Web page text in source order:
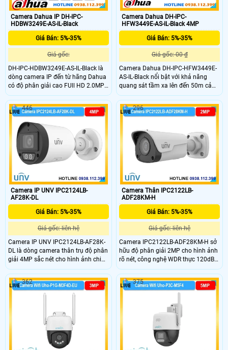
Camera Dahua IP DH-IPC-
HDBW3249E-AS-IL-Black
Giá Bán: 5%-35%
Giá gốc:
DH-IPC-HDBW3249E-AS-IL-Black là
dòng camera IP đến từ hãng Dahua
có độ phân giải cao FUll HD 2.0MP
mang đến khả năng ghi hình ảnh
sắc nét cùng với míc được tích hợp
sẳn trong cmaera giúp ghi âm
thanh rỏ ràng. Khả năng phát hiện
người chuẩn sát nhờ AI thông minh
tránh báo động giả giám sát hiệu
quả và bền bỉ
Camera Dahua DH-IPC-
HFW3449E-AS-IL-Black 4MP
Giá Bán: 5%-35%
Giá gốc: 00 ₫
Camera Dahua DH-IPC-HFW3449E-
AS-IL-Black nổi bật với khả năng
quang sát tầm xa lên đến 50m cả
ngày và đêm với độ phân giải lên
đến 4MP ghi hình săc nét liên tục.
Bên cạnh đó là khả năng chóng
ngoài trời mà không lo mưa nắng
bụi bẩn.
Camera IP UNV IPC2124LB-
AF28K-DL
Giá Bán: 5%-35%
Giá gốc: liên hệ
Camera IP UNV IPC2124LB-AF28K-
DL là dòng camera thân trụ độ phân
giải 4MP sắc nét cho hình ảnh chi
tiết cao phù hợp giám sát ngoài trời,
kho bãi và nhà xưởng.Thiết bị tích
hợp công nghệ ánh sáng kép (Dual
Light) giúp hiển thị màu ban đêm rõ
tiết kiệm dung lượng lưu trữ hiệu
446
Camera Thân IPC2122LB-
ADF28KM-H
Giá Bán: 5%-35%
Giá gốc: liên hệ
Camera IPC2122LB-ADF28KM-H sở
hữu độ phân giải 2MP cho hình ảnh
rõ nét, công nghệ WDR thực 120dB
giúp cân bằng ánh sáng hiệu quả
trong mọi điều kiện. Hỗ trợ hồng
ngoại thông minh tầm xa 30m cùng
micro ghi âm tích hợp, chuẩn nén
Ultra 265 tối ưu băng thông và lưu
trữ.
296
362 375